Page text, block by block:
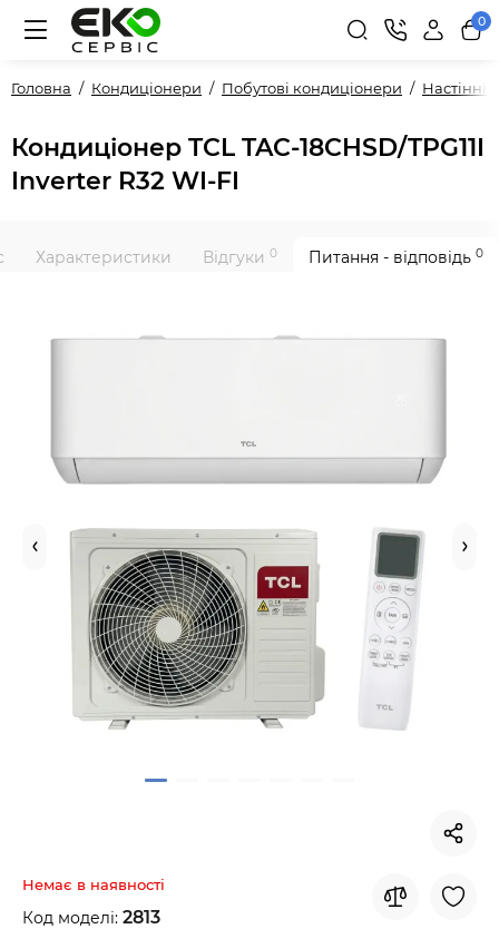
0
Головна Кондиціонери Побутові кондиціонери Настінні
Кондиціонер TCL TAC-18CHSD/TPG11I
Inverter R32 WI-FI
Характеристики Відгуки 0 Питання - відповідь 0
Немає в наявності
Код моделі: 2813